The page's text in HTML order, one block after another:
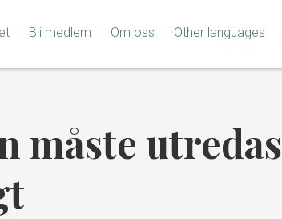
Bli medlem Om oss Other languages
måste utredas